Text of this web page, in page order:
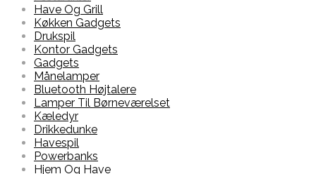
Have Og Grill
Køkken Gadgets
Drukspil
Kontor Gadgets
Gadgets
Månelamper
Bluetooth Højtalere
Lamper Til Børneværelset
Kæledyr
Drikkedunke
Havespil
Powerbanks
Hjem Og Have